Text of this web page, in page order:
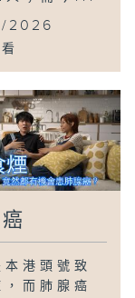
2026
本港頭號致
，而肺腺癌